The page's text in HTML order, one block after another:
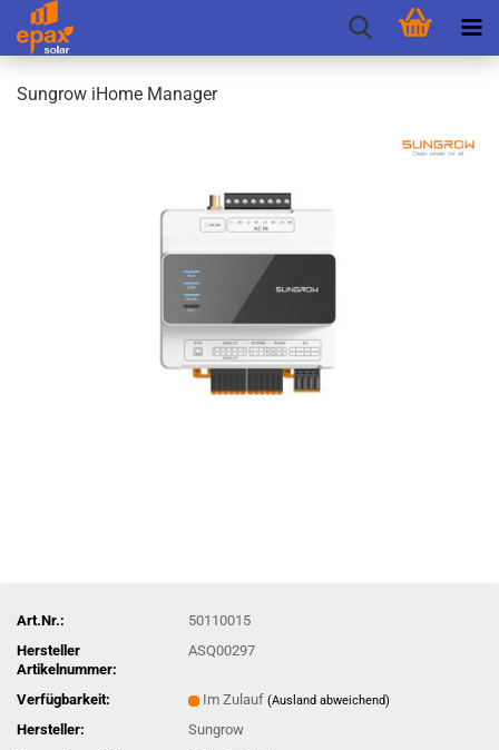
Sungrow iHome Ma­na­ger
Art.Nr.:
50110015
Hersteller
Artikelnummer:
ASQ00297
Verfügbarkeit: Im Zulauf (Ausland abweichend)
Hersteller:
Sungrow